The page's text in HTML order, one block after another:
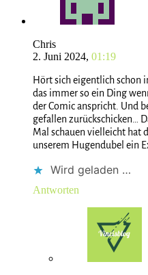
Chris
2. Juni 2024, 01:19
Hört sich eigentlich schon
das immer so ein Ding
der Comic anspricht. Und
gefallen zurückschicken…
Mal schauen vielleicht hat
unserem Hugendubel ein
Wird geladen …
Antworten